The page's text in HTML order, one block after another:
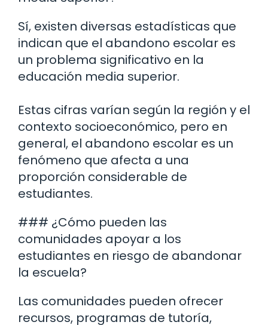
Sí, existen diversas estadísticas que
indican que el abandono escolar es
un problema significativo en la
educación media superior.
Estas cifras varían según la región y el
contexto socioeconómico, pero en
general, el abandono escolar es un
fenómeno que afecta a una
proporción considerable de
estudiantes.
### ¿Cómo pueden las
comunidades apoyar a los
estudiantes en riesgo de abandonar
la escuela?
Las comunidades pueden ofrecer
recursos, programas de tutoría,